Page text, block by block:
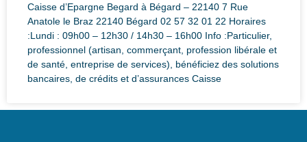
Caisse d’Epargne Begard à Bégard – 22140 7 Rue
Anatole le Braz 22140 Bégard 02 57 32 01 22 Horaires
:Lundi : 09h00 – 12h30 / 14h30 – 16h00 Info :Particulier,
professionnel (artisan, commerçant, profession libérale et
de santé, entreprise de services), bénéficiez des solutions
bancaires, de crédits et d’assurances Caisse